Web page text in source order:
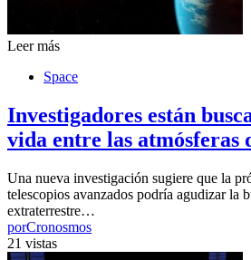
Leer más
Space
Investigadores están
vida entre las atmósferas
Una nueva investigación sugiere que la
telescopios avanzados podría agudizar la
extraterrestre…
porCronosmos
21 vistas